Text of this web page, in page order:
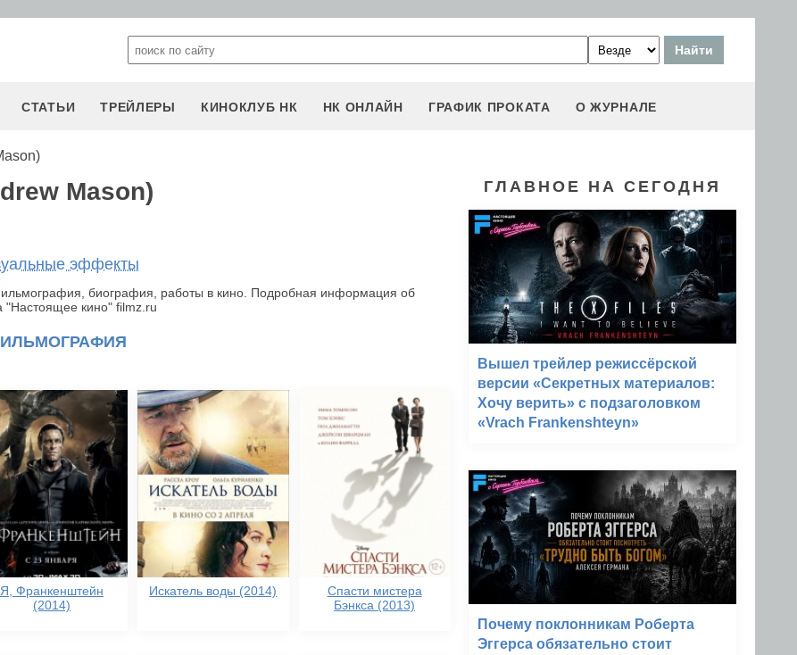
СТАТЬИ ТРЕЙЛЕРЫ КИНОКЛУБ НК НК ОНЛАЙН ГРАФИК ПРОКАТА О ЖУРНАЛЕ
Mason)
эффекты
биография, работы в кино. Подробная информация об
"Настоящее кино" filmz.ru
Я, Франкенштейн
(2014)
Искатель воды (2014)
Спасти мистера
Бэнкса (2013)
ГЛАВНОЕ НА СЕГОДНЯ
Вышел трейлер режиссёрской
версии «Секретных материалов:
Хочу верить» с подзаголовком
«Vrach Frankenshteyn»
Почему поклонникам Роберта
Эггерса обязательно стоит